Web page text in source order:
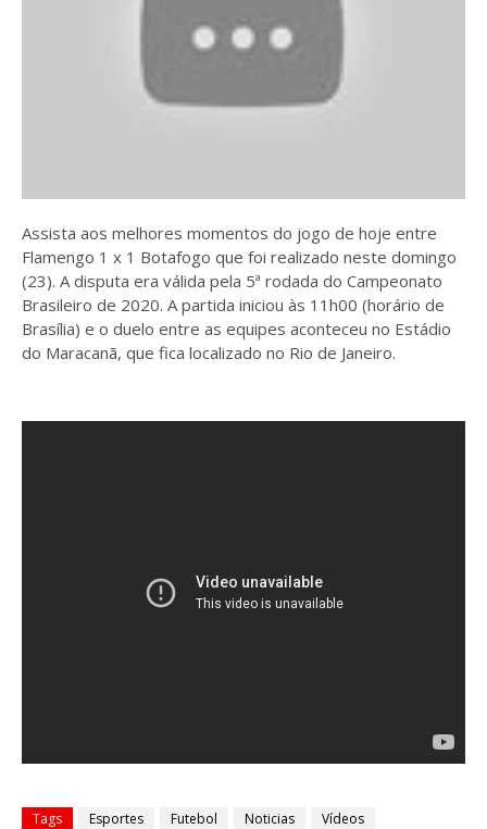
Assista aos melhores momentos do jogo de hoje entre
Flamengo 1 x 1 Botafogo que foi realizado neste domingo
(23). A disputa era válida pela 5ª rodada do Campeonato
Brasileiro de 2020. A partida iniciou às 11h00 (horário de
Brasília) e o duelo entre as equipes aconteceu no Estádio
do Maracanã, que fica localizado no Rio de Janeiro.
Tags Esportes Futebol Noticias Vídeos